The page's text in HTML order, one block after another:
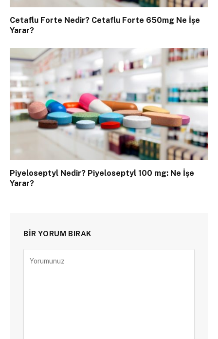
Cetaflu Forte Nedir? Cetaflu Forte 650mg Ne İşe
Yarar?
Piyeloseptyl Nedir? Piyeloseptyl 100 mg: Ne İşe
Yarar?
BIR YORUM BIRAK